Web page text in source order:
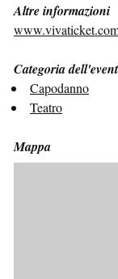
Altre informazioni
Categoria
Capodanno
Teatro
Mappa